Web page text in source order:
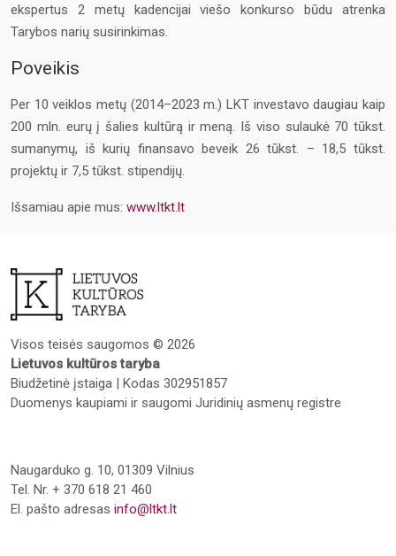
ekspertus 2 metų kadencijai viešo konkurso būdu atrenka
Tarybos narių susirinkimas.
Poveikis
Per 10 veiklos metų (2014–2023 m.) LKT investavo daugiau kaip
200 mln. eurų į šalies kultūrą ir meną. Iš viso sulaukė 70 tūkst.
sumanymų, iš kurių finansavo beveik 26 tūkst. – 18,5 tūkst.
projektų ir 7,5 tūkst. stipendijų.
Išsamiau apie mus: www.ltkt.lt
Visos teisės saugomos © 2026
Lietuvos kultūros taryba
Biudžetinė įstaiga | Kodas 302951857
Duomenys kaupiami ir saugomi Juridinių asmenų registre
Naugarduko g. 10, 01309 Vilnius
Tel. Nr. + 370 618 21 460
El. pašto adresas info@ltkt.lt